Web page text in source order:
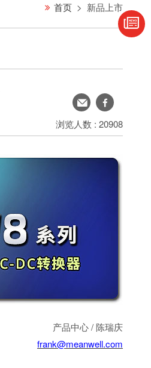
首页 新品上市
浏览人数 : 20908
转
寄
分
享
facebook
产品中心 / 陈瑞庆
frank@meanwell.com